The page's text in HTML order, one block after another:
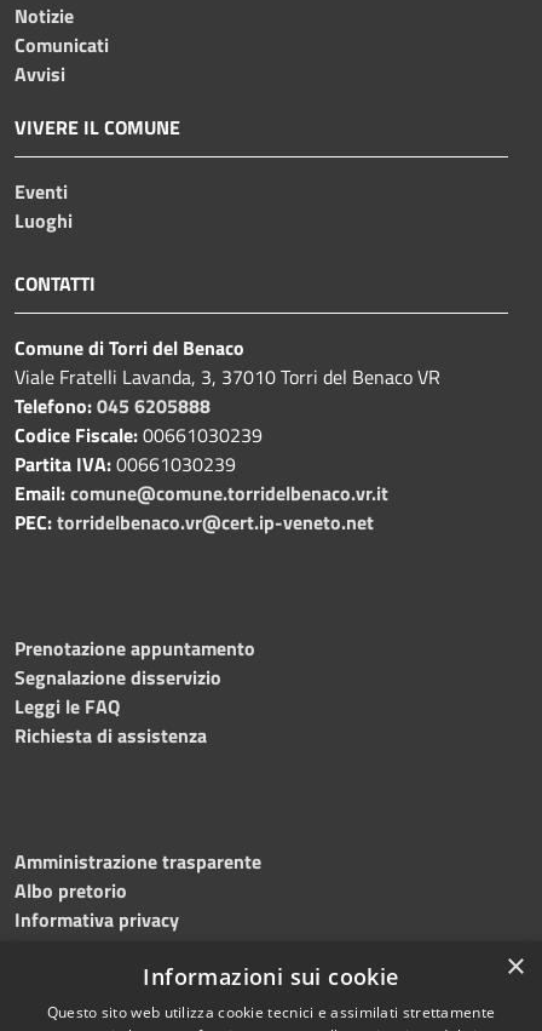
Notizie
Comunicati
Avvisi
VIVERE IL COMUNE
Eventi
Luoghi
CONTATTI
Comune di Torri del Benaco
Viale Fratelli Lavanda, 3, 37010 Torri del Benaco VR
Telefono:045 6205888
Codice Fiscale:00661030239
Partita IVA:00661030239
Email:comune@comune.torridelbenaco.vr.it
PEC:torridelbenaco.vr@cert.ip-veneto.net
Prenotazione appuntamento
Segnalazione disservizio
Leggi le FAQ
Richiesta di assistenza
Amministrazione trasparente
Albo pretorio
Informativa privacy
Dichiarazione di accessibilità
×
Informazioni sui cookie
Questo sito web utilizza cookie tecnici e assimilati strettamente